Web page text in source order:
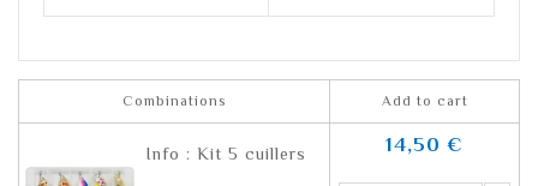
Combinations Add to cart
Info : Kit 5 cuillers 14,50 €